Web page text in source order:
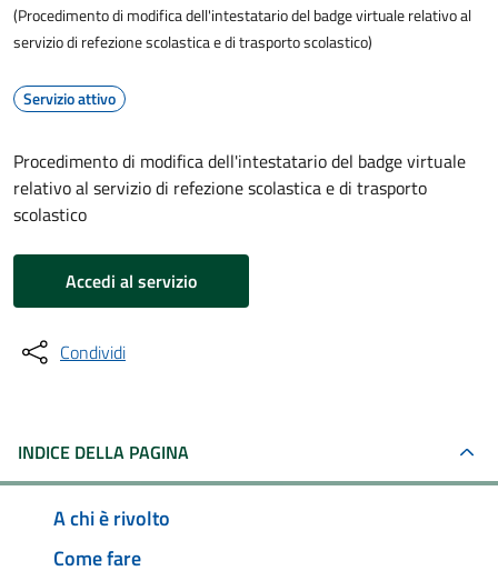
(Procedimento di modifica dell'intestatario del badge virtuale relativo al
servizio di refezione scolastica e di trasporto scolastico)
Servizio attivo
Procedimento di modifica dell'intestatario del badge virtuale
relativo al servizio di refezione scolastica e di trasporto
scolastico
Accedi al servizio
Condividi
INDICE DELLA PAGINA
A chi è rivolto
Come fare